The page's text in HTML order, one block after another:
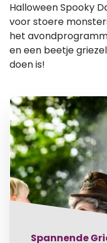
Halloween Spooky
voor stoere
het
en een beetje
doen is!
Spannende